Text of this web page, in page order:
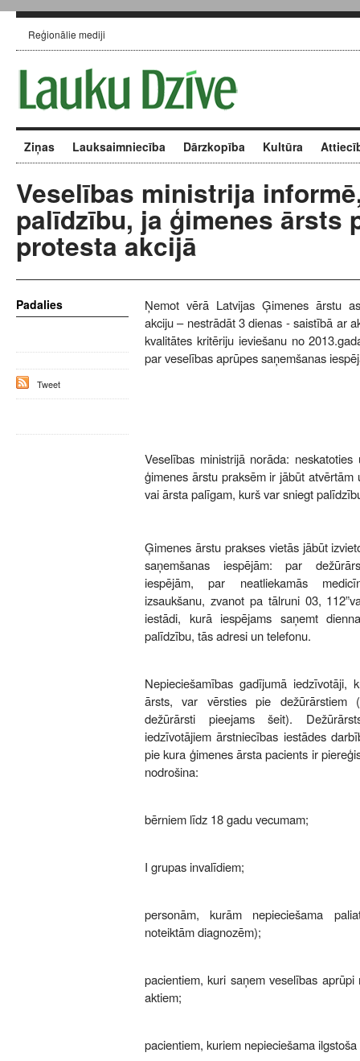
Reģionālie mediji
Ziņas Lauksaimniecība Dārzkopība Kultūra
Veselības ministrija
palīdzību, ja ģimenes ārsts
protesta akcijā
Ņemot vērā Latvijas Ģimenes ārstu
akciju – nestrādāt 3 dienas - saistībā ar
kvalitātes kritēriju ieviešanu no
par veselības aprūpes saņemšanas
Veselības ministrijā norāda:
ģimenes ārstu praksēm ir jābūt
vai ārsta palīgam, kurš var sniegt
Ģimenes ārstu prakses vietās jābūt
saņemšanas iespējām: par
iespējām, par neatliekamās
izsaukšanu, zvanot pa tālruni 03,
iestādi, kurā iespējams saņemt
palīdzību, tās adresi un telefonu.
Nepieciešamības gadījumā iedzīvotāji,
ārsts, var vērsties pie dežūrārstiem
dežūrārsti pieejams šeit).
iedzīvotājiem ārstniecības iestādes
pie kura ģimenes ārsta pacients ir
nodrošina:
bērniem līdz 18 gadu vecumam;
I grupas invalīdiem;
personām, kurām nepieciešama
noteiktām diagnozēm);
pacientiem, kuri saņem veselības
aktiem;
pacientiem, kuriem nepieciešama
Padalies
Tweet